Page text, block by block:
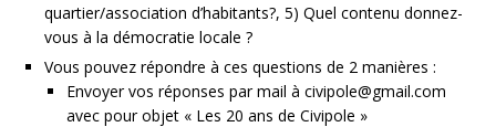
quartier/association d’habitants?, 5) Quel contenu donnez-
vous à la démocratie locale ?
Vous pouvez répondre à ces questions de 2 manières :
Envoyer vos réponses par mail à civipole@gmail.com
avec pour objet « Les 20 ans de Civipole »